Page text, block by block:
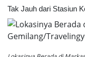
Tak Jauh dari Stasiun